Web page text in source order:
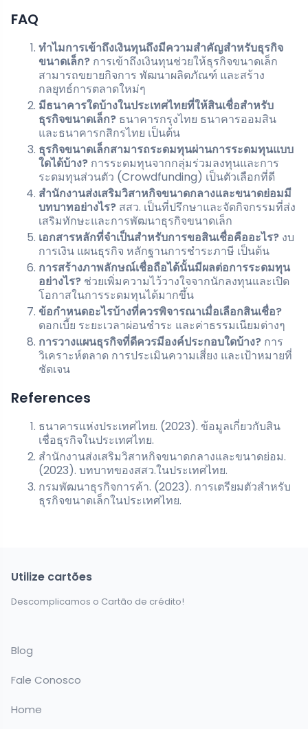
FAQ
ทำไมการเข้าถึงเงินทุนถึงมีความสำคัญสำหรับธุรกิจ
ขนาดเล็ก? การเข้าถึงเงินทุนช่วยให้ธุรกิจขนาดเล็ก
สามารถขยายกิจการ พัฒนาผลิตภัณฑ์ และสร้าง
กลยุทธ์การตลาดใหม่ๆ
มีธนาคารใดบ้างในประเทศไทยที่ให้สินเชื่อสำหรับ
ธุรกิจขนาดเล็ก? ธนาคารกรุงไทย ธนาคารออมสิน
และธนาคารกสิกรไทย เป็นต้น
ธุรกิจขนาดเล็กสามารถระดมทุนผ่านการระดมทุนแบบ
ใดได้บ้าง? การระดมทุนจากกลุ่มร่วมลงทุนและการ
ระดมทุนส่วนตัว (Crowdfunding) เป็นตัวเลือกที่ดี
สำนักงานส่งเสริมวิสาหกิจขนาดกลางและขนาดย่อมมี
บทบาทอย่างไร? สสว. เป็นที่ปรึกษาและจัดกิจกรรมที่ส่ง
เสริมทักษะและการพัฒนาธุรกิจขนาดเล็ก
เอกสารหลักที่จำเป็นสำหรับการขอสินเชื่อคืออะไร? งบ
การเงิน แผนธุรกิจ หลักฐานการชำระภาษี เป็นต้น
การสร้างภาพลักษณ์เชื่อถือได้นั้นมีผลต่อการระดมทุน
อย่างไร? ช่วยเพิ่มความไว้วางใจจากนักลงทุนและเปิด
โอกาสในการระดมทุนได้มากขึ้น
ข้อกำหนดอะไรบ้างที่ควรพิจารณาเมื่อเลือกสินเชื่อ?
ดอกเบี้ย ระยะเวลาผ่อนชำระ และค่าธรรมเนียมต่างๆ
การวางแผนธุรกิจที่ดีควรมีองค์ประกอบใดบ้าง? การ
วิเคราะห์ตลาด การประเมินความเสี่ยง และเป้าหมายที่
ชัดเจน
References
ธนาคารแห่งประเทศไทย. (2023). ข้อมูลเกี่ยวกับสิน
เชื่อธุรกิจในประเทศไทย.
สำนักงานส่งเสริมวิสาหกิจขนาดกลางและขนาดย่อม.
(2023). บทบาทของสสว.ในประเทศไทย.
กรมพัฒนาธุรกิจการค้า. (2023). การเตรียมตัวสำหรับ
ธุรกิจขนาดเล็กในประเทศไทย.
Utilize cartões
Descomplicamos o Cartão de crédito!
Blog
Fale Conosco
Home